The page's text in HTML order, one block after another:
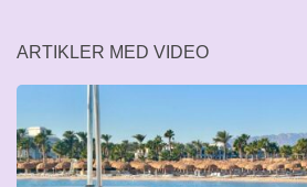
ARTIKLER MED VIDEO